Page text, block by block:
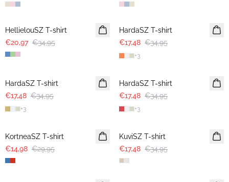
-40%
HellielouSZ T-shirt
€20,97 €34,95
-50%
HardaSZ T-shirt
€17,48 €34,95
+3
HardaSZ T-shirt
€17,48 €34,95
+3
HardaSZ T-shirt
€17,48 €34,95
+3
KortneaSZ T-shirt
€14,98 €29,95
KuviSZ T-shirt
€17,48 €34,95
-50% -50%